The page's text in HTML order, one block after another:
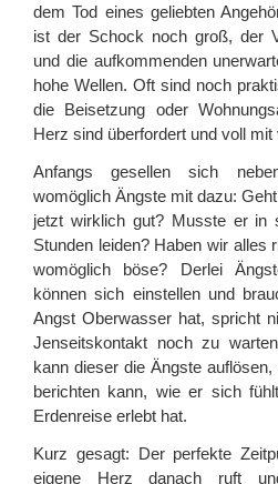
dem Tod eines geliebten
ist der Schock noch groß, der
und die aufkommenden
hohe Wellen. Oft sind noch
die Beisetzung oder
Herz sind überfordert und voll mit
Anfangs gesellen sich
womöglich Ängste mit dazu:
jetzt wirklich gut? Musste er in
Stunden leiden? Haben wir alles
womöglich böse? Derlei
können sich einstellen und
Angst Oberwasser hat, spricht
Jenseitskontakt noch zu
kann dieser die Ängste
berichten kann, wie er sich
Erdenreise erlebt hat.
Kurz gesagt: Der perfekte
eigene Herz danach ruft